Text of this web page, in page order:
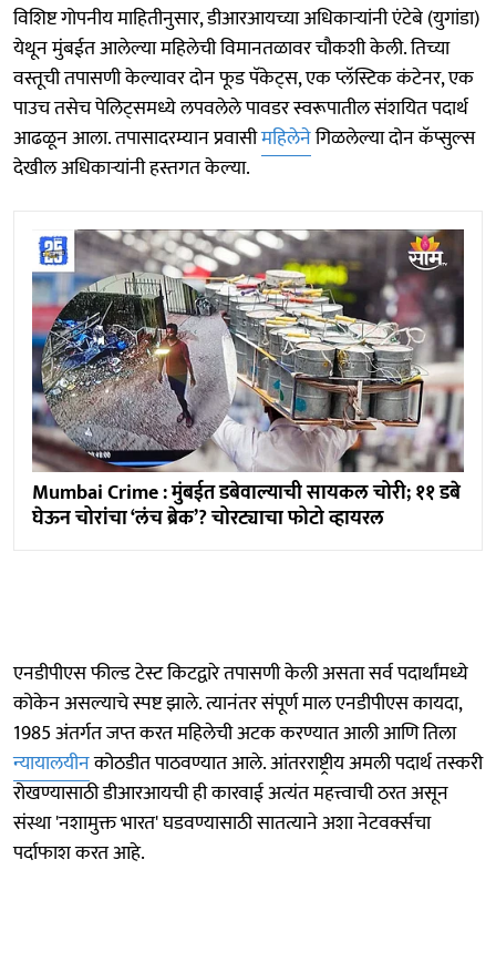
विशिष्ट गोपनीय माहितीनुसार, डीआरआयच्या अधिकाऱ्यांनी एंटेबे (युगांडा)
येथून मुंबईत आलेल्या महिलेची विमानतळावर चौकशी केली. तिच्या
वस्तूची तपासणी केल्यावर दोन फूड पॅकेट्स, एक प्लॅस्टिक कंटेनर, एक
पाउच तसेच पेलिट्समध्ये लपवलेले पावडर स्वरूपातील संशयित पदार्थ
आढळून आला. तपासादरम्यान प्रवासीमहिलेनेगिळलेल्या दोन कॅप्सुल्स
देखील अधिकाऱ्यांनी हस्तगत केल्या.
Mumbai Crime : मुंबईत डबेवाल्याची सायकल चोरी; ११ डबे
घेऊन चोरांचा ‘लंच ब्रेक’? चोरट्याचा फोटो व्हायरल
एनडीपीएस फील्ड टेस्ट किटद्वारे तपासणी केली असता सर्व पदार्थांमध्ये
कोकेन असल्याचे स्पष्ट झाले. त्यानंतर संपूर्ण माल एनडीपीएस कायदा,
1985 अंतर्गत जप्त करत महिलेची अटक करण्यात आली आणि तिला
न्यायालयीनकोठडीत पाठवण्यात आले. आंतरराष्ट्रीय अमली पदार्थ तस्करी
रोखण्यासाठी डीआरआयची ही कारवाई अत्यंत महत्त्वाची ठरत असून
संस्था 'नशामुक्त भारत' घडवण्यासाठी सातत्याने अशा नेटवर्क्सचा
पर्दाफाश करत आहे.